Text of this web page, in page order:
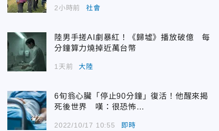
2小時前 社會
陸男手搓AI劇暴紅！《歸墟》播放破億 每
分鐘算力燒掉近萬台幣
1天前 大陸
6旬翁心臟「停止90分鐘」復活！他醒來揭
死後世界 嘆：很恐怖…
2022/10/17 10:55 即時